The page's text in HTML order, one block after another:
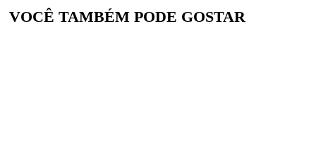
VOCÊ TAMBÉM PODE GOSTAR